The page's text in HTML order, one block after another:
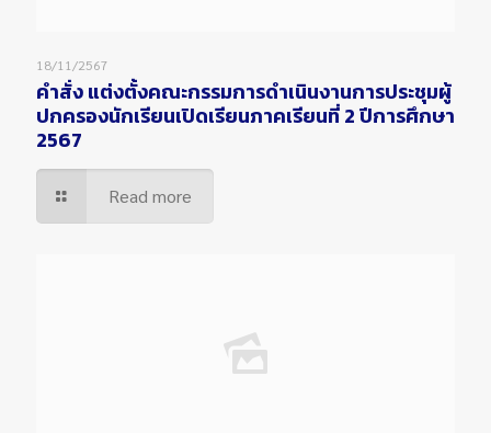
18/11/2567
คำสั่ง แต่งตั้งคณะกรรมการดำเนินงานการประชุมผู้
ปกครองนักเรียนเปิดเรียนภาคเรียนที่ 2 ปีการศึกษา
2567
Read more